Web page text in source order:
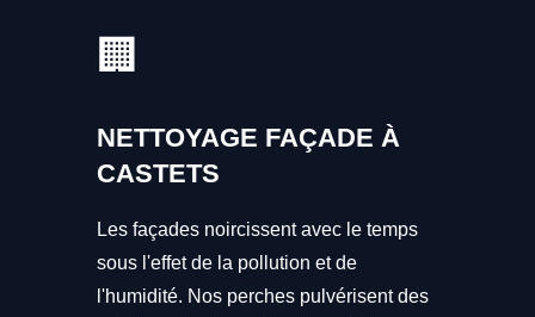
🏢
NETTOYAGE FAÇADE À
CASTETS
Les façades noircissent avec le temps
sous l'effet de la pollution et de
l'humidité. Nos perches pulvérisent des